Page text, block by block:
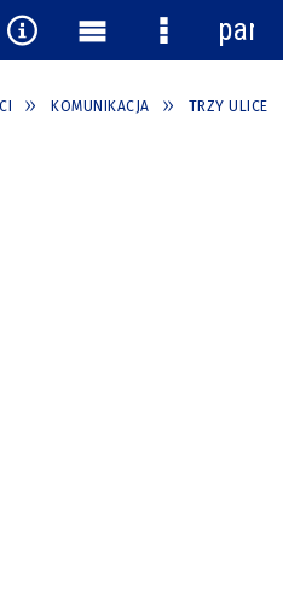
KOMUNIKACJA
TRZY ULICE
Narzędzia
Menu
główne
Menu
panel